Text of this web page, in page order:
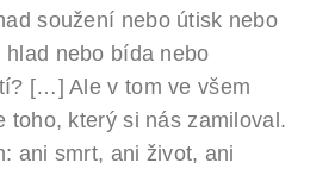
soužení nebo útisk nebo
nebo bída nebo
[…] Ale v tom ve všem
toho, který si nás zamiloval.
ani smrt, ani život, ani